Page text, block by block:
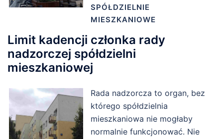
SPÓŁDZIELNIE
MIESZKANIOWE
Limit kadencji członka rady
nadzorczej spółdzielni
mieszkaniowej
Rada nadzorcza to organ, bez
którego spółdzielnia
mieszkaniowa nie mogłaby
normalnie funkcjonować. Nie